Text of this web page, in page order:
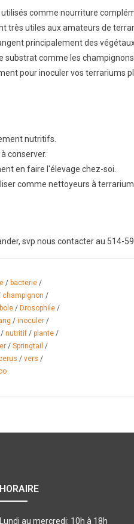
utilisés comme nourriture
très utiles aux amateurs de
principalement des
substrat comme les
pour inoculer vos terrariums
nutritifs.
conserver.
en faire l'élevage chez-soi.
comme nettoyeurs à
svp nous contacter au 514-
/ bacterie /
champignon /
/ Drosophile /
/ inoculer /
/ nutritif / plante /
/ Springtail /
/ vers /
HORAIRE
Lundi au mercredi: 10h à 18h